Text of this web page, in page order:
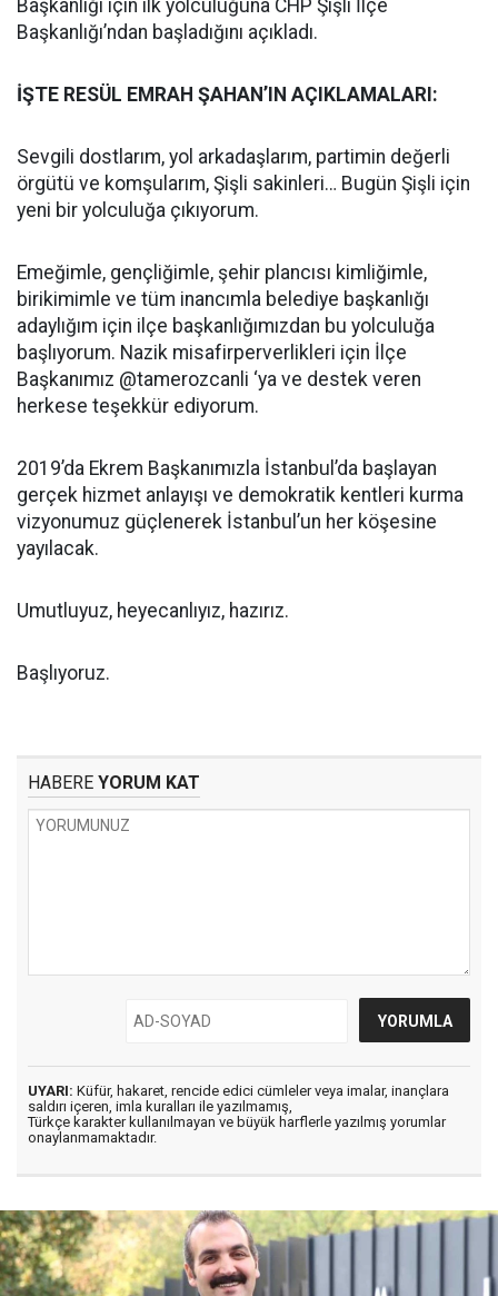
Başkanlığı için ilk yolculuğuna CHP Şişli İlçe
Başkanlığı’ndan başladığını açıkladı.
İŞTE RESÜL EMRAH ŞAHAN’IN AÇIKLAMALARI:
Sevgili dostlarım, yol arkadaşlarım, partimin değerli
örgütü ve komşularım, Şişli sakinleri… Bugün Şişli için
yeni bir yolculuğa çıkıyorum.
Emeğimle, gençliğimle, şehir plancısı kimliğimle,
birikimimle ve tüm inancımla belediye başkanlığı
adaylığım için ilçe başkanlığımızdan bu yolculuğa
başlıyorum. Nazik misafirperverlikleri için İlçe
Başkanımız @tamerozcanli ‘ya ve destek veren
herkese teşekkür ediyorum.
2019’da Ekrem Başkanımızla İstanbul’da başlayan
gerçek hizmet anlayışı ve demokratik kentleri kurma
vizyonumuz güçlenerek İstanbul’un her köşesine
yayılacak.
Umutluyuz, heyecanlıyız, hazırız.
Başlıyoruz.
HABERE YORUM KAT
UYARI: Küfür, hakaret, rencide edici cümleler veya imalar, inançlara
saldırı içeren, imla kuralları ile yazılmamış,
Türkçe karakter kullanılmayan ve büyük harflerle yazılmış yorumlar
onaylanmamaktadır.